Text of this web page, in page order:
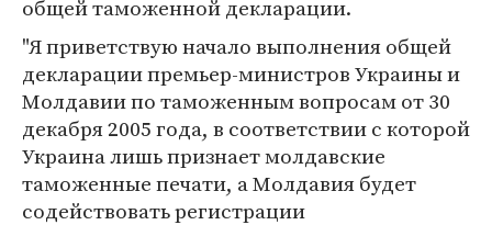
общей таможенной декларации.
"Я приветствую начало выполнения общей
декларации премьер-министров Украины и
Молдавии по таможенным вопросам от 30
декабря 2005 года, в соответствии с которой
Украина лишь признает молдавские
таможенные печати, а Молдавия будет
содействовать регистрации